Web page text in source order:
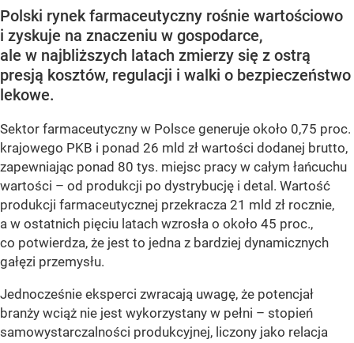
Polski rynek farmaceutyczny rośnie wartościowo
i zyskuje na znaczeniu w gospodarce,
ale w najbliższych latach zmierzy się z ostrą
presją kosztów, regulacji i walki o bezpieczeństwo
lekowe.
Sektor farmaceutyczny w Polsce generuje około 0,75 proc.
krajowego PKB i ponad 26 mld zł wartości dodanej brutto,
zapewniając ponad 80 tys. miejsc pracy w całym łańcuchu
wartości – od produkcji po dystrybucję i detal. Wartość
produkcji farmaceutycznej przekracza 21 mld zł rocznie,
a w ostatnich pięciu latach wzrosła o około 45 proc.,
co potwierdza, że jest to jedna z bardziej dynamicznych
gałęzi przemysłu.
Jednocześnie eksperci zwracają uwagę, że potencjał
branży wciąż nie jest wykorzystany w pełni – stopień
samowystarczalności produkcyjnej, liczony jako relacja